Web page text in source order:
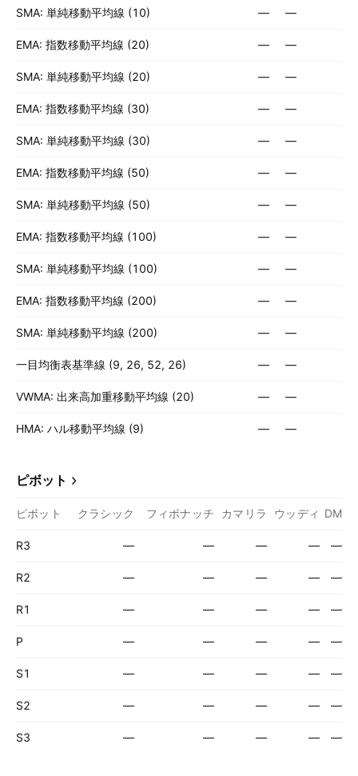
SMA: 単純移動平均線 (10) — —
EMA: 指数移動平均線 (20) — —
SMA: 単純移動平均線 (20) — —
EMA: 指数移動平均線 (30) — —
SMA: 単純移動平均線 (30) — —
EMA: 指数移動平均線 (50) — —
SMA: 単純移動平均線 (50) — —
EMA: 指数移動平均線 (100) — —
SMA: 単純移動平均線 (100) — —
EMA: 指数移動平均線 (200) — —
SMA: 単純移動平均線 (200) — —
一目均衡表基準線 (9, 26, 52, 26) — —
VWMA: 出来高加重移動平均線 (20) — —
HMA: ハル移動平均線 (9) — —
ピボット
ピボット クラシック フィボナッチ カマリラ ウッディ DM
R3 — — — — —
R2 — — — — —
R1 — — — — —
P — — — — —
S1 — — — — —
S2 — — — — —
S3 — — — — —